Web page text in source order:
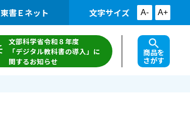
東書Ｅネット 文字サイズ A- A+
文部科学省令和８年度
「デジタル教科書の導入」に
関するお知らせ
商品を
さがす